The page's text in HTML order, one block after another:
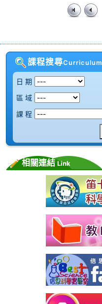
課程搜尋Curriculum
日 期
區 域
課 程
相關連結Link